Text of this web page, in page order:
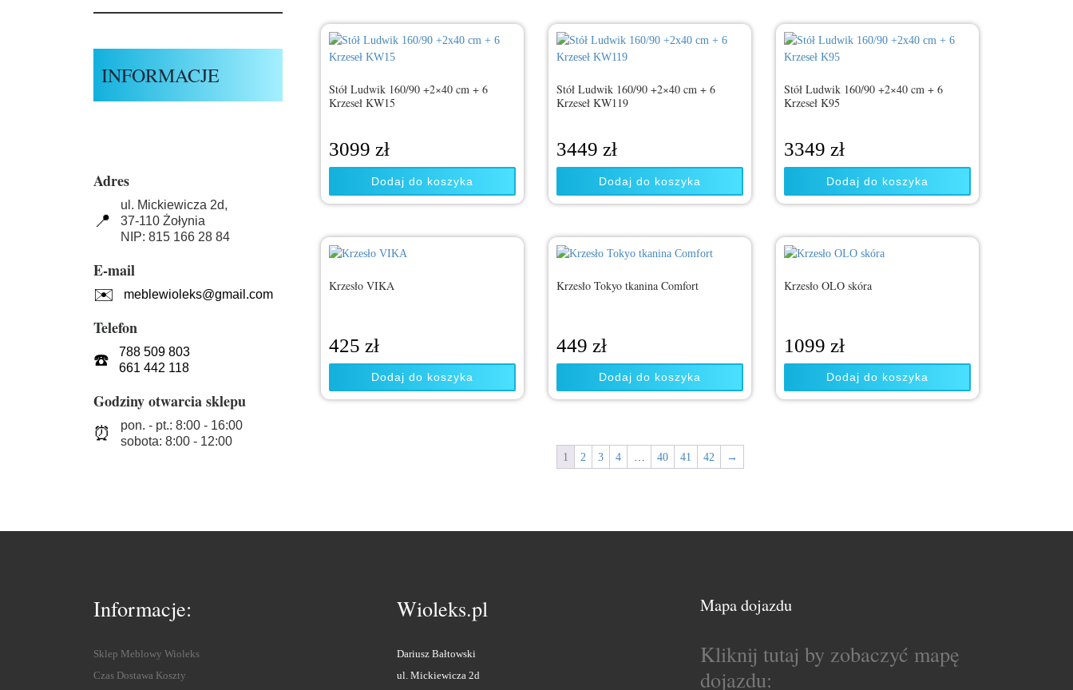
Stół Ludwik 160/90 +2×40 cm + 6
Krzeseł KW15
3099 zł
Dodaj do koszyka
Stół Ludwik 160/90 +2×40 cm + 6
Krzeseł KW119
3449 zł
Dodaj do koszyka
Stół Ludwik 160/90 +2×40 cm + 6
Krzeseł K95
3349 zł
Dodaj do koszyka
Krzesło VIKA
425 zł
Dodaj do koszyka
Krzesło Tokyo tkanina Comfort
449 zł
Dodaj do koszyka
Krzesło OLO skóra
1099 zł
Dodaj do koszyka
1 2 3 4 … 40 41 42 →
INFORMACJE
Adres
📍
ul. Mickiewicza 2d,
37-110 Żołynia
NIP: 815 166 28 84
E-mail
✉️ meblewioleks@gmail.com
Telefon
☎️
788 509 803
661 442 118
Godziny otwarcia sklepu
⏰
pon. - pt.: 8:00 - 16:00
sobota: 8:00 - 12:00
Informacje:
Sklep Meblowy Wioleks
Czas Dostawa Koszty
Wioleks.pl
Dariusz Bałtowski
ul. Mickiewicza 2d
Mapa dojazdu
Kliknij tutaj by zobaczyć mapę
dojazdu: